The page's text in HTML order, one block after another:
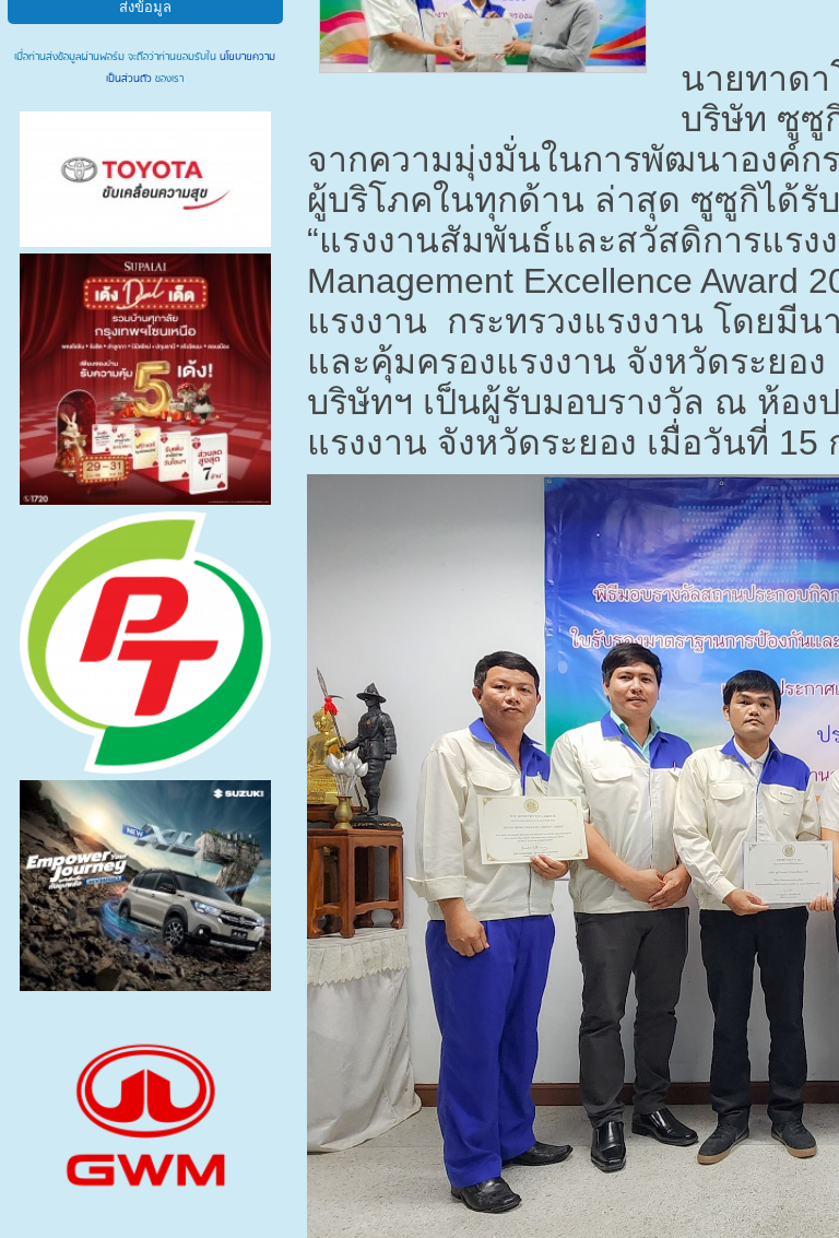
เมื่อท่านส่งข้อมูลผ่านฟอร์ม จะถือว่าท่านยอมรับในนโยบายความ
เป็นส่วนตัวของเรา
นายทาดา
บริษัท ซูซู
จากความมุ่งมั่นในการพัฒนาองค์ก
ผู้บริโภคในทุกด้าน ล่าสุด ซูซูกิได้รั
“แรงงานสัมพันธ์และสวัสดิการแรง
Management Excellence Award
แรงงาน กระทรวงแรงงาน โดย
และคุ้มครองแรงงาน จังหวัดระยอ
บริษัทฯ เป็นผู้รับมอบรางวัล ณ ห้อ
แรงงาน จังหวัดระยอง เมื่อวันที่ 15